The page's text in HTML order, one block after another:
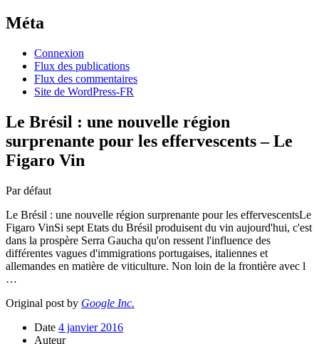
Méta
Connexion
Flux des publications
Flux des commentaires
Site de WordPress-FR
Le Brésil : une nouvelle région
surprenante pour les effervescents – Le
Figaro Vin
Par défaut
Le Brésil : une nouvelle région surprenante pour les effervescentsLe
Figaro VinSi sept Etats du Brésil produisent du vin aujourd'hui, c'est
dans la prospère Serra Gaucha qu'on ressent l'influence des
différentes vagues d'immigrations portugaises, italiennes et
allemandes en matière de viticulture. Non loin de la frontière avec l
…
Original post by Google Inc.
Date 4 janvier 2016
Auteur